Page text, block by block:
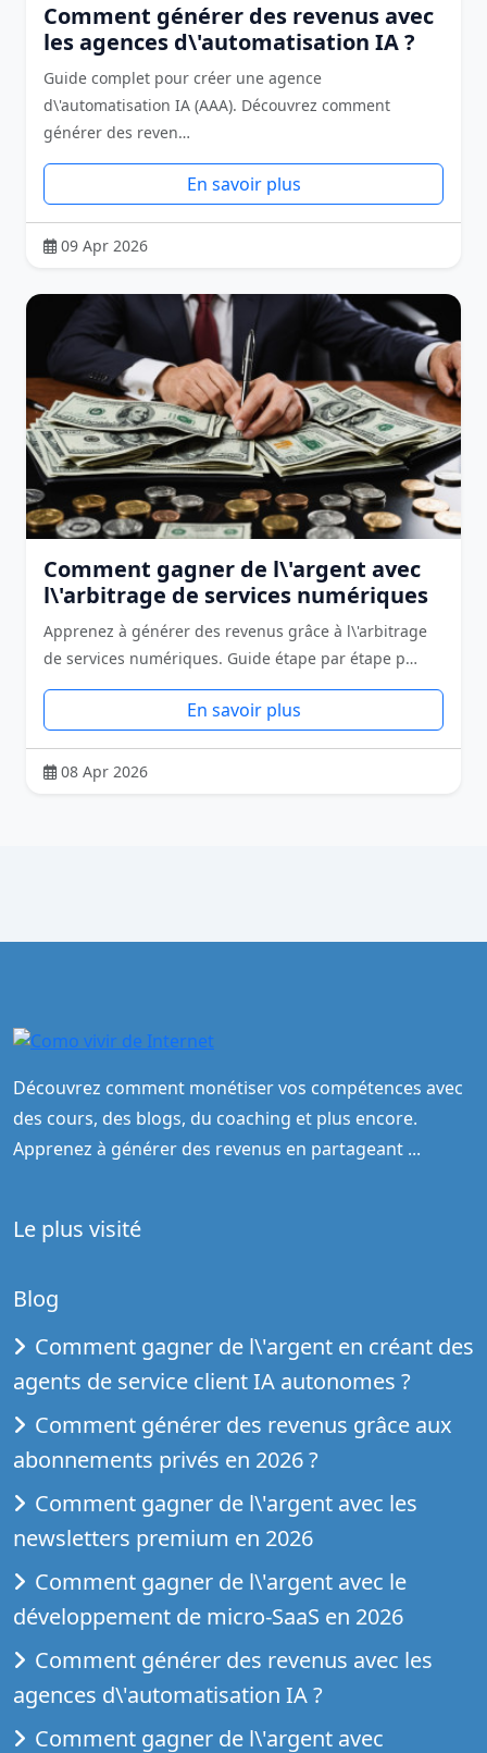
Comment générer des revenus avec
les agences d\'automatisation IA ?
Guide complet pour créer une agence
d\'automatisation IA (AAA). Découvrez comment
générer des reven…
En savoir plus
09 Apr 2026
Comment gagner de l\'argent avec
l\'arbitrage de services numériques
Apprenez à générer des revenus grâce à l\'arbitrage
de services numériques. Guide étape par étape p…
En savoir plus
08 Apr 2026
Découvrez comment monétiser vos compétences avec
des cours, des blogs, du coaching et plus encore.
Apprenez à générer des revenus en partageant ...
Le plus visité
Blog
Comment gagner de l\'argent en créant des
agents de service client IA autonomes ?
Comment générer des revenus grâce aux
abonnements privés en 2026 ?
Comment gagner de l\'argent avec les
newsletters premium en 2026
Comment gagner de l\'argent avec le
développement de micro-SaaS en 2026
Comment générer des revenus avec les
agences d\'automatisation IA ?
Comment gagner de l\'argent avec